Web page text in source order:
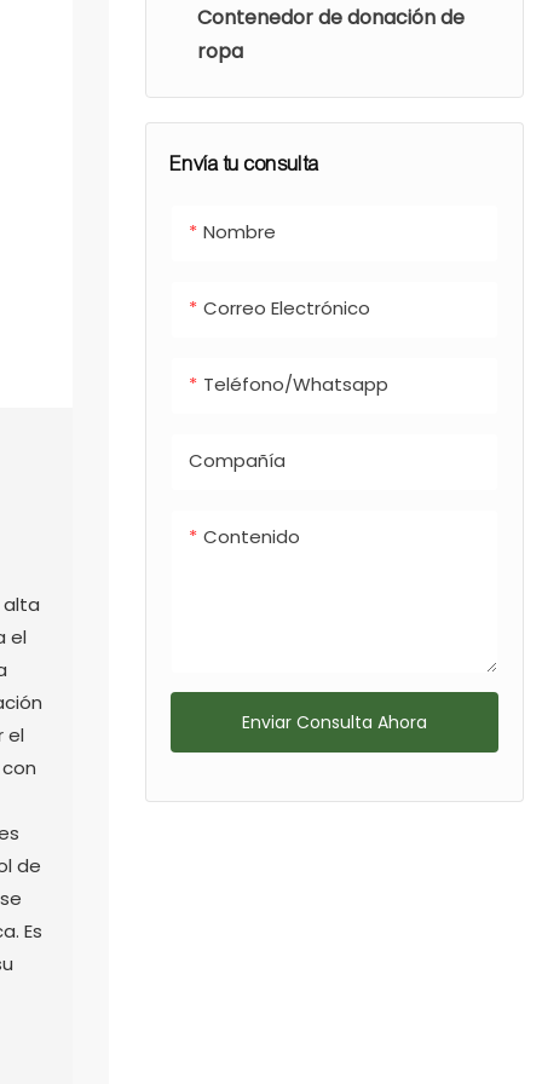
alta
el
el
de
Es
Contenedor de donación de
ropa
Envía tu consulta
Nombre
Correo Electrónico
Teléfono/whatsapp
Compañía
Contenido
Enviar Consulta Ahora